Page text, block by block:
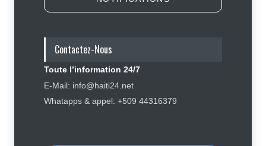
Appuyé par les États-Unis, le
Symbole d’échec politique, Youri
Latortue aujourd’hui en quête de
Contactez-Nous
Toute l’information 24/7
E-Mail: info@haiti24.net
Whatapps & appel: +509 44316379